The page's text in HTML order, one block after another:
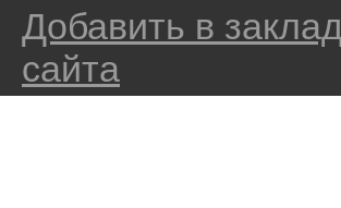
Добавить в
сайта